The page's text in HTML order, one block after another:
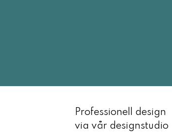
Professionell design
via vår designstudio